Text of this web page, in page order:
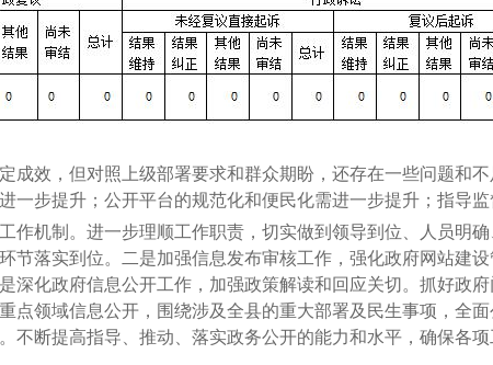
效，但对照上级部署要求和群众期盼，还存在一些问题和
一步提升；公开平台的规范化和便民化需进一步提升；指导
机制。进一步理顺工作职责，切实做到领导到位、人员明确
节落实到位。二是加强信息发布审核工作，强化政府网站建
深化政府信息公开工作，加强政策解读和回应关切。抓好政
点领域信息公开，围绕涉及全县的重大部署及民生事项，全
不断提高指导、推动、落实政务公开的能力和水平，确保各项